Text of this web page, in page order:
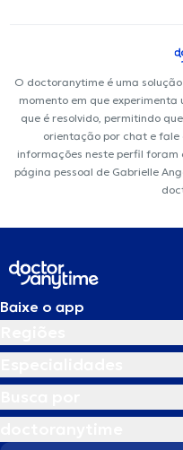
O doctoranytime é uma
momento em que experimenta
que é resolvido, permitindo
orientação por chat e fale
informações neste perfil foram
página pessoal de Gabrielle
Baixe o app